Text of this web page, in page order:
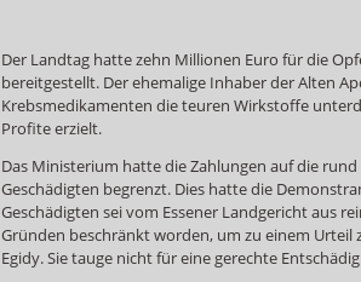
Der Landtag hatte zehn Millionen Euro für die
bereitgestellt. Der ehemalige Inhaber der Alten
Krebsmedikamenten die teuren Wirkstoffe
Profite erzielt.
Das Ministerium hatte die Zahlungen auf die
Geschädigten begrenzt. Dies hatte die
Geschädigten sei vom Essener Landgericht aus
Gründen beschränkt worden, um zu einem Urteil
Egidy. Sie tauge nicht für eine gerechte